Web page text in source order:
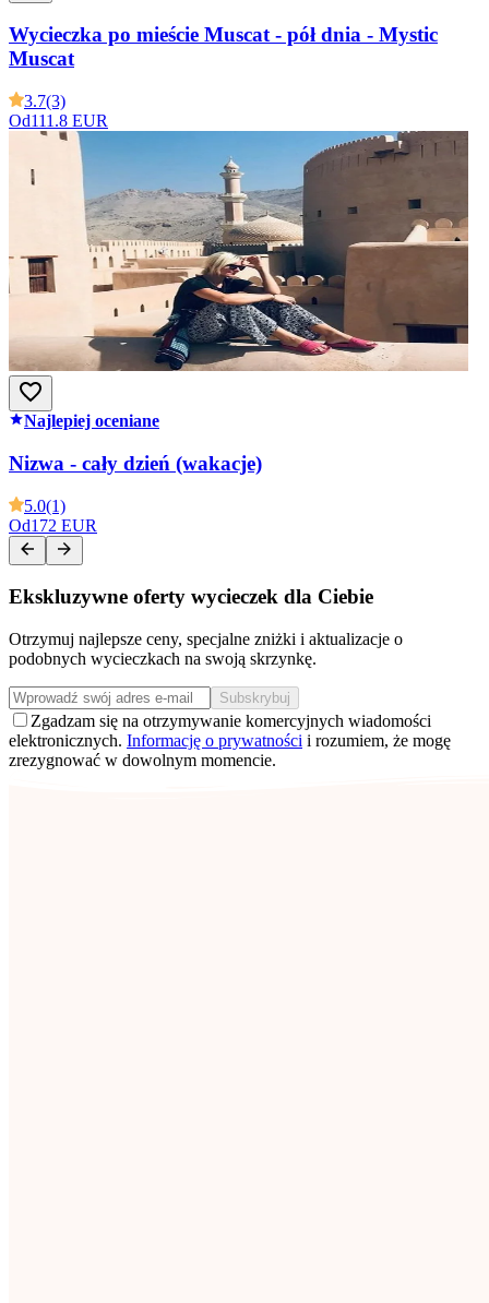
Wycieczka po mieście Muscat - pół dnia - Mystic
Muscat
3.7(3)
Od111.8 EUR
Najlepiej oceniane
Nizwa - cały dzień (wakacje)
5.0(1)
Od172 EUR
Ekskluzywne oferty wycieczek dla Ciebie
Otrzymuj najlepsze ceny, specjalne zniżki i aktualizacje o
podobnych wycieczkach na swoją skrzynkę.
Subskrybuj
Zgadzam się na otrzymywanie komercyjnych wiadomości
elektronicznych. Informację o prywatności i rozumiem, że mogę
zrezygnować w dowolnym momencie.